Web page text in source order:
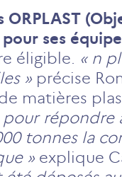
ses
éligible. « n
» précise
matières
pour
tonnes la
» explique